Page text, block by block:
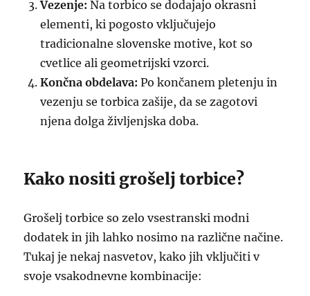
Vezenje: Na torbico se dodajajo okrasni
elementi, ki pogosto vključujejo
tradicionalne slovenske motive, kot so
cvetlice ali geometrijski vzorci.
Končna obdelava: Po končanem pletenju in
vezenju se torbica zašije, da se zagotovi
njena dolga življenjska doba.
Kako nositi grošelj torbice?
Grošelj torbice so zelo vsestranski modni
dodatek in jih lahko nosimo na različne načine.
Tukaj je nekaj nasvetov, kako jih vključiti v
svoje vsakodnevne kombinacije: